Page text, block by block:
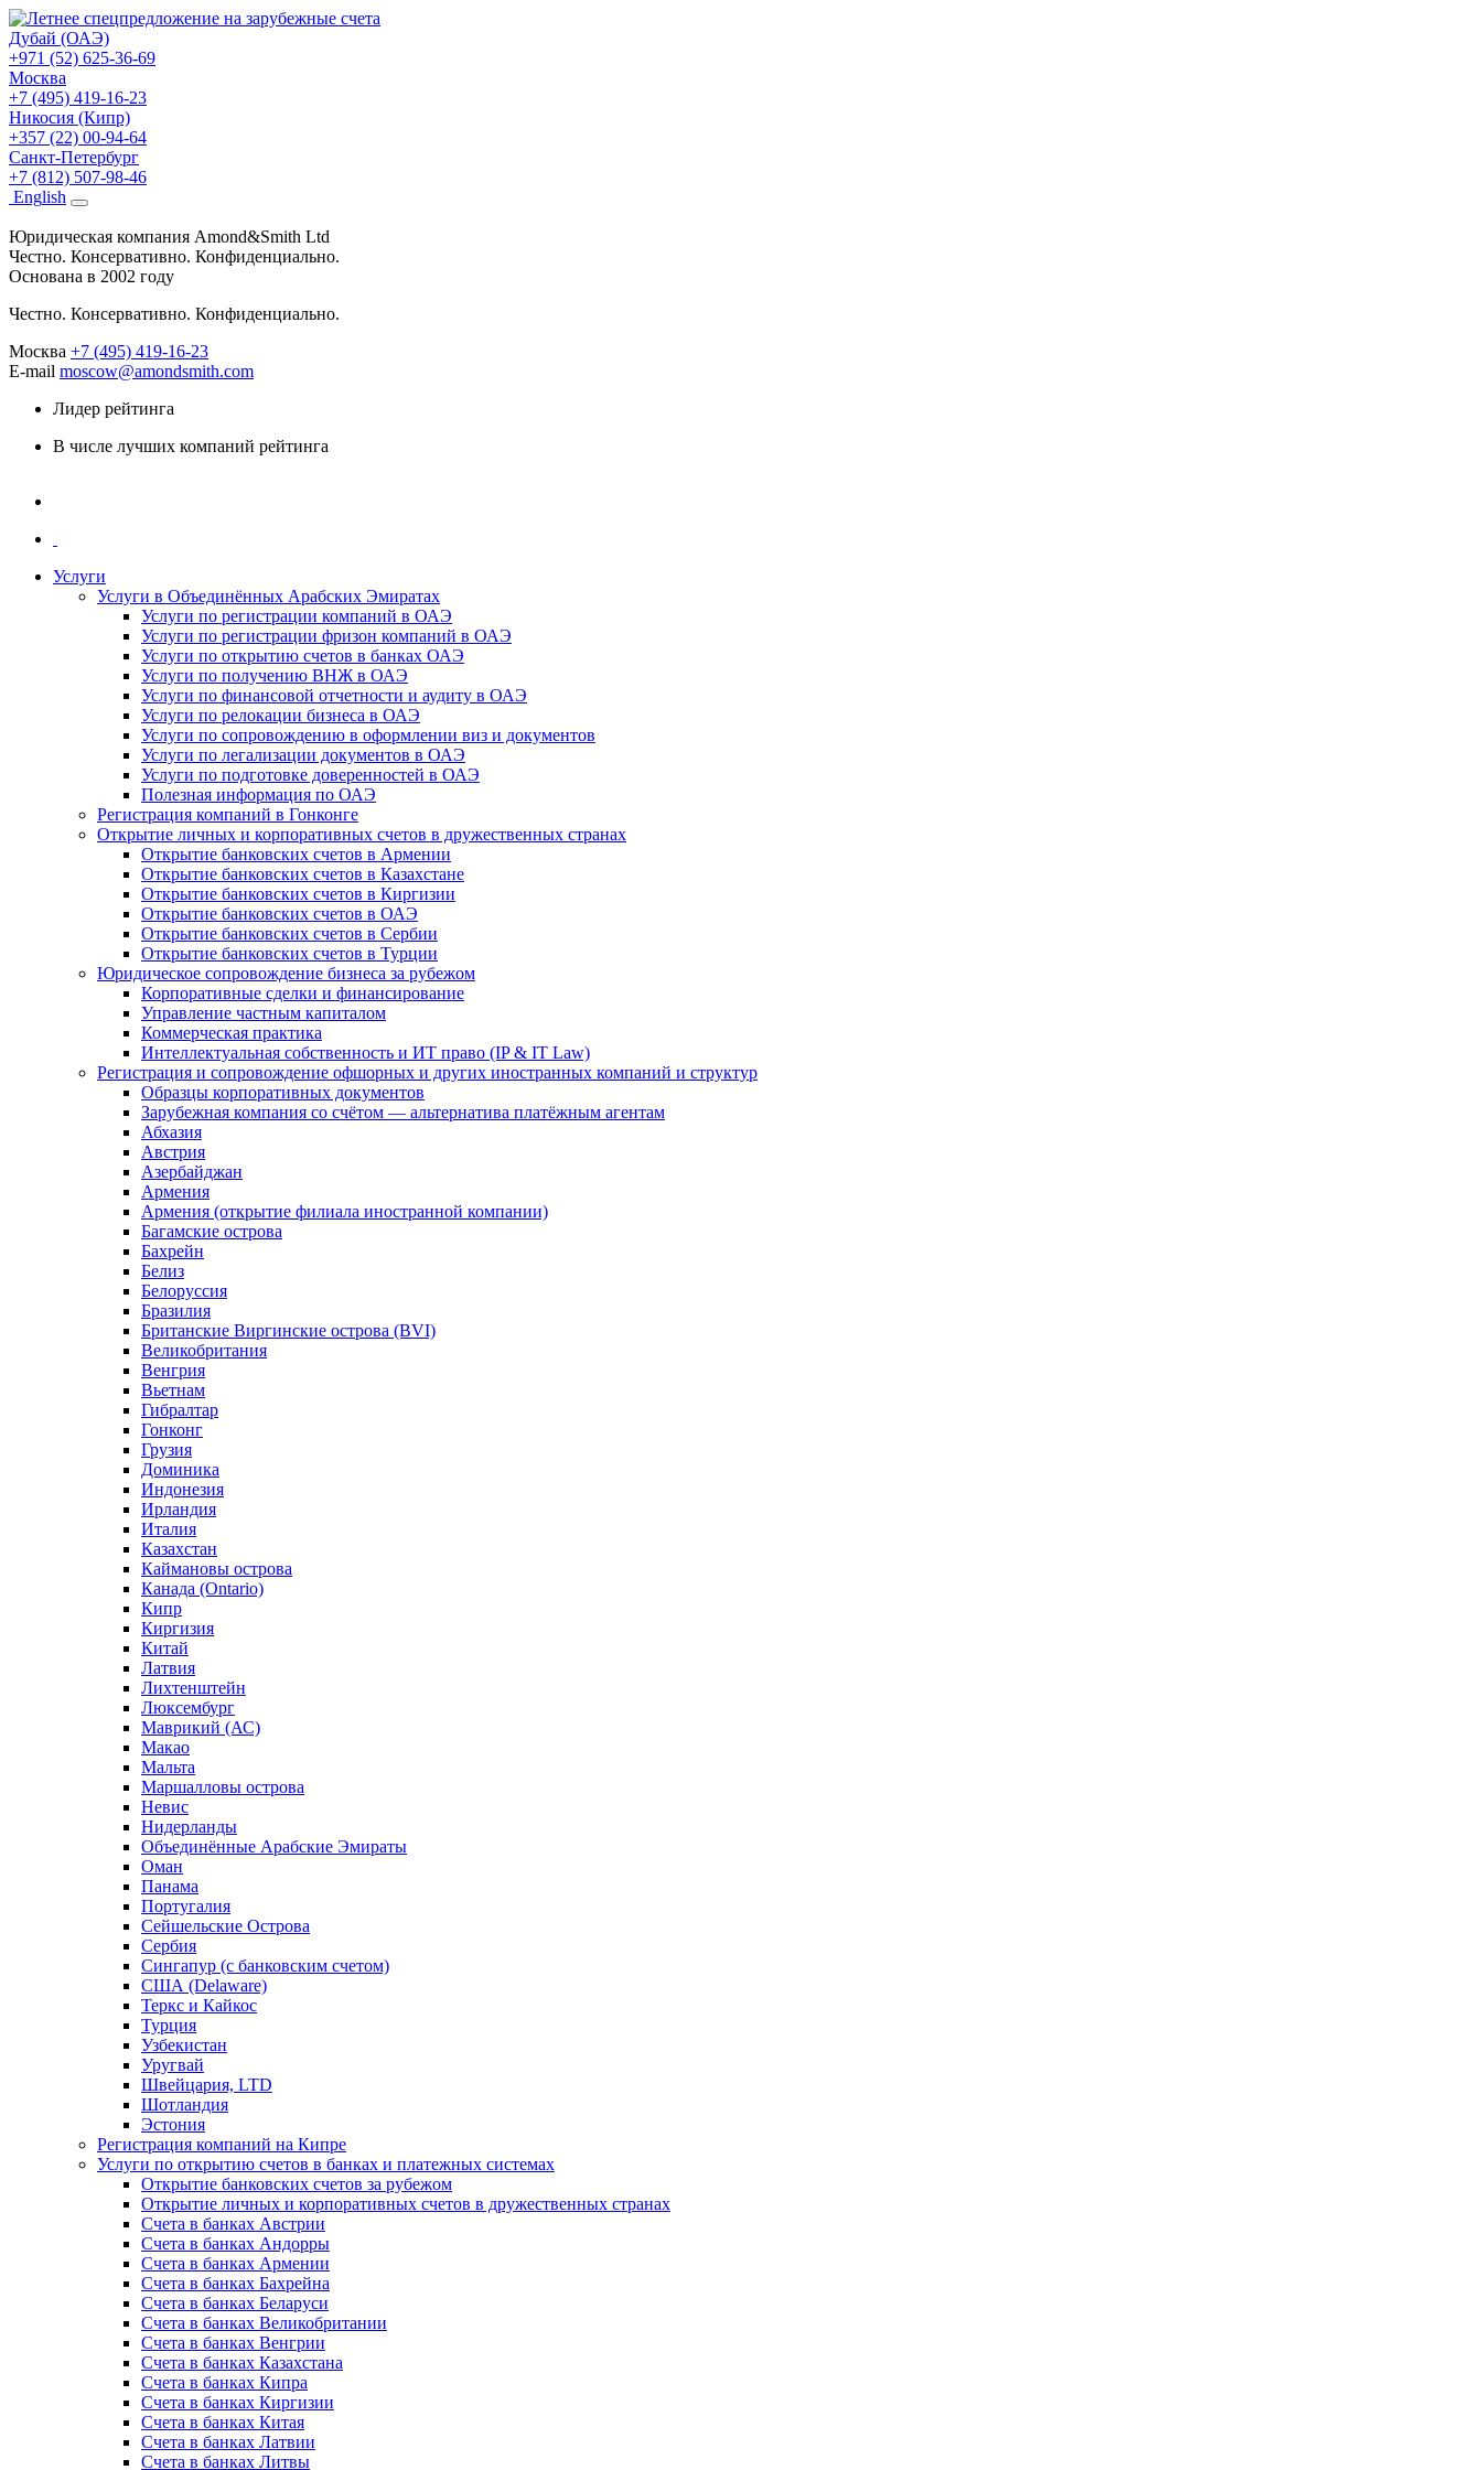
Дубай (ОАЭ)
+971 (52) 625-36-69
Москва
+7 (495) 419-16-23
Никосия (Кипр)
+357 (22) 00-94-64
Санкт-Петербург
+7 (812) 507-98-46
English
Юридическая компания Amond&Smith Ltd
Честно. Консервативно. Конфиденциально.
Основана в 2002 году
Честно. Консервативно. Конфиденциально.
Москва +7 (495) 419-16-23
E-mail moscow@amondsmith.com
Лидер рейтинга
В числе лучших компаний рейтинга
Услуги
Услуги в Объединённых Арабских Эмиратах
Услуги по регистрации компаний в ОАЭ
Услуги по регистрации фризон компаний в ОАЭ
Услуги по открытию счетов в банках ОАЭ
Услуги по получению ВНЖ в ОАЭ
Услуги по финансовой отчетности и аудиту в ОАЭ
Услуги по релокации бизнеса в ОАЭ
Услуги по сопровождению в оформлении виз и документов
Услуги по легализации документов в ОАЭ
Услуги по подготовке доверенностей в ОАЭ
Полезная информация по ОАЭ
Регистрация компаний в Гонконге
Открытие личных и корпоративных счетов в дружественных странах
Открытие банковских счетов в Армении
Открытие банковских счетов в Казахстане
Открытие банковских счетов в Киргизии
Открытие банковских счетов в ОАЭ
Открытие банковских счетов в Сербии
Открытие банковских счетов в Турции
Юридическое сопровождение бизнеса за рубежом
Корпоративные сделки и финансирование
Управление частным капиталом
Коммерческая практика
Интеллектуальная собственность и ИТ право (IP & IT Law)
Регистрация и сопровождение офшорных и других иностранных компаний и структур
Образцы корпоративных документов
Зарубежная компания со счётом — альтернатива платёжным агентам
Абхазия
Австрия
Азербайджан
Армения
Армения (открытие филиала иностранной компании)
Багамские острова
Бахрейн
Белиз
Белоруссия
Бразилия
Британские Виргинские острова (BVI)
Великобритания
Венгрия
Вьетнам
Гибралтар
Гонконг
Грузия
Доминика
Индонезия
Ирландия
Италия
Казахстан
Каймановы острова
Канада (Ontario)
Кипр
Киргизия
Китай
Латвия
Лихтенштейн
Люксембург
Маврикий (АС)
Макао
Мальта
Маршалловы острова
Нeвис
Нидерланды
Объединённые Арабские Эмираты
Оман
Панама
Португалия
Сейшельские Острова
Сербия
Сингапур (c банковским счетом)
США (Delaware)
Теркс и Кайкос
Турция
Узбекистан
Уругвай
Швейцария, LTD
Шотландия
Эстония
Регистрация компаний на Кипре
Услуги по открытию счетов в банках и платежных системах
Открытие банковских счетов за рубежом
Открытие личных и корпоративных счетов в дружественных странах
Счета в банках Австрии
Счета в банках Андорры
Счета в банках Армении
Счета в банках Бахрейна
Счета в банках Беларуси
Счета в банках Великобритании
Счета в банках Венгрии
Счета в банках Казахстана
Счета в банках Кипра
Счета в банках Киргизии
Счета в банках Китая
Счета в банках Латвии
Счета в банках Литвы